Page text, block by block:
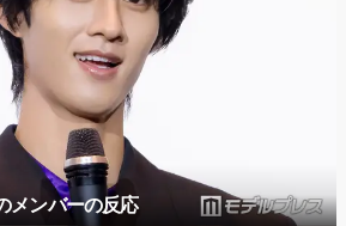
メンバーの反応